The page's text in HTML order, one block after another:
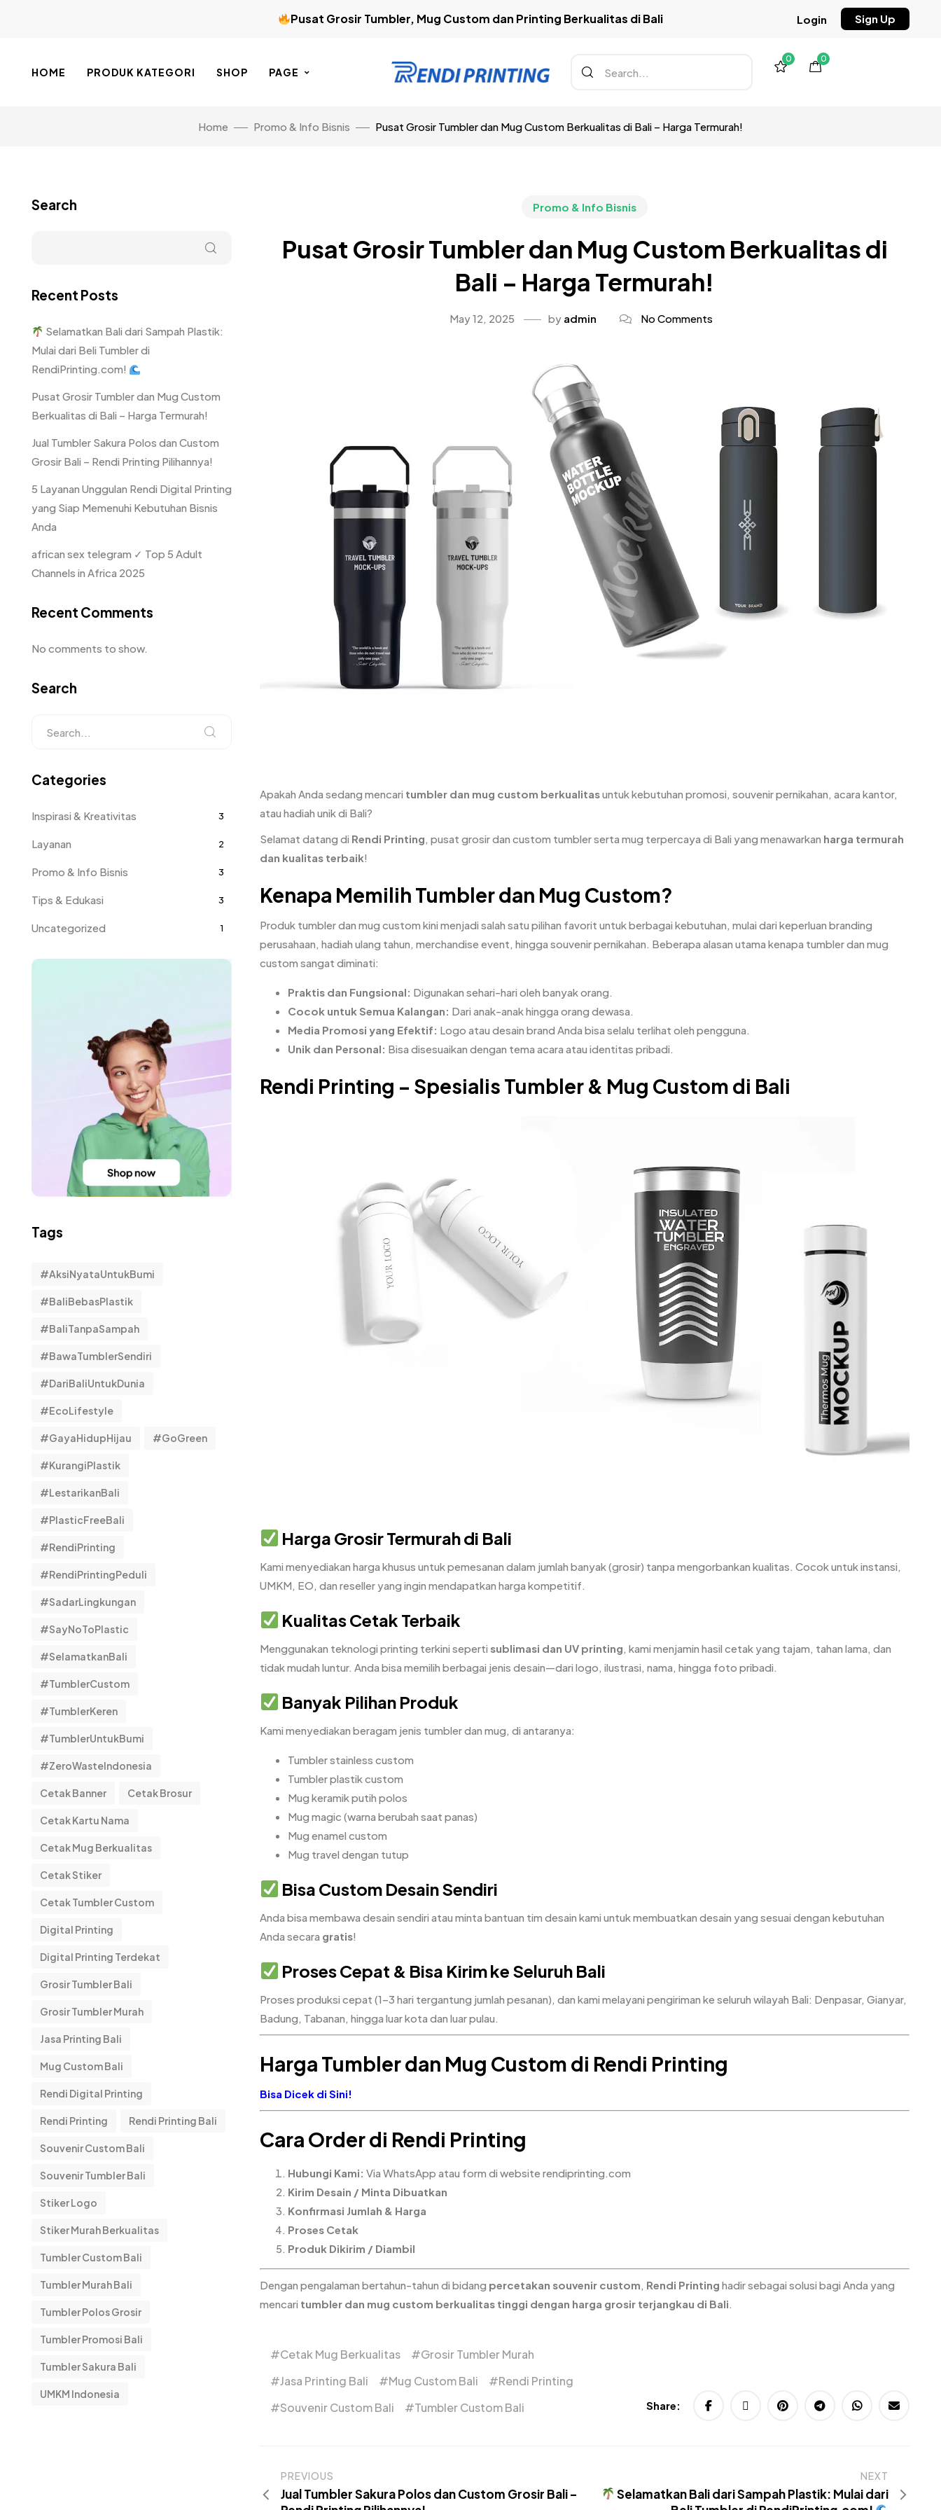
Pusat Grosir Tumbler, Mug Custom dan Printing Berkualitas di Bali Login Sign Up
HOME PRODUK KATEGORI SHOP PAGE
0 0
Home Promo & Info Bisnis Pusat Grosir Tumbler dan Mug Custom Berkualitas di Bali – Harga Termurah!
Promo & Info Bisnis
Pusat Grosir Tumbler dan Mug Custom Berkualitas di
Bali – Harga Termurah!
May 12, 2025 by admin No Comments
Apakah Anda sedang mencari tumbler dan mug custom berkualitasuntuk kebutuhan promosi, souvenir pernikahan, acara kantor,
atau hadiah unik di Bali?
Selamat datang di Rendi Printing, pusat grosir dan custom tumbler serta mug terpercaya di Bali yang menawarkan harga termurah
dan kualitas terbaik!
Kenapa Memilih Tumbler dan Mug Custom?
Produk tumbler dan mug custom kini menjadi salah satu pilihan favorit untuk berbagai kebutuhan, mulai dari keperluan branding
perusahaan, hadiah ulang tahun, merchandise event, hingga souvenir pernikahan. Beberapa alasan utama kenapa tumbler dan mug
custom sangat diminati:
Praktis dan Fungsional: Digunakan sehari-hari oleh banyak orang.
Cocok untuk Semua Kalangan: Dari anak-anak hingga orang dewasa.
Media Promosi yang Efektif: Logo atau desain brand Anda bisa selalu terlihat oleh pengguna.
Unik dan Personal: Bisa disesuaikan dengan tema acara atau identitas pribadi.
Rendi Printing – Spesialis Tumbler & Mug Custom di Bali
Harga Grosir Termurah di Bali
Kami menyediakan harga khusus untuk pemesanan dalam jumlah banyak (grosir) tanpa mengorbankan kualitas. Cocok untuk instansi,
UMKM, EO, dan reseller yang ingin mendapatkan harga kompetitif.
Kualitas Cetak Terbaik
Menggunakan teknologi printing terkini seperti sublimasi dan UV printing, kami menjamin hasil cetak yang tajam, tahan lama, dan
tidak mudah luntur. Anda bisa memilih berbagai jenis desain—dari logo, ilustrasi, nama, hingga foto pribadi.
Banyak Pilihan Produk
Kami menyediakan beragam jenis tumbler dan mug, di antaranya:
Tumbler stainless custom
Tumbler plastik custom
Mug keramik putih polos
Mug magic (warna berubah saat panas)
Mug enamel custom
Mug travel dengan tutup
Bisa Custom Desain Sendiri
Anda bisa membawa desain sendiri atau minta bantuan tim desain kami untuk membuatkan desain yang sesuai dengan kebutuhan
Anda secara gratis!
Proses Cepat & Bisa Kirim ke Seluruh Bali
Proses produksi cepat (1–3 hari tergantung jumlah pesanan), dan kami melayani pengiriman ke seluruh wilayah Bali: Denpasar, Gianyar,
Badung, Tabanan, hingga luar kota dan luar pulau.
Harga Tumbler dan Mug Custom di Rendi Printing
Bisa Dicek di Sini!
Cara Order di Rendi Printing
Hubungi Kami: Via WhatsApp atau form di website rendiprinting.com
Kirim Desain / Minta Dibuatkan
Konfirmasi Jumlah & Harga
Proses Cetak
Produk Dikirim / Diambil
Dengan pengalaman bertahun-tahun di bidang percetakan souvenir custom Rendi Printing hadir sebagai solusi bagi Anda yang
mencari tumbler dan mug custom berkualitas tinggi dengan harga grosir terjangkau di Bali
Cetak Mug Berkualitas
Grosir Tumbler Murah
Jasa Printing Bali
Mug Custom Bali
Rendi Printing
Souvenir Custom Bali
Tumbler Custom Bali Share:
PREVIOUS
Jual Tumbler Sakura Polos dan Custom Grosir Bali –
NEXT
Selamatkan Bali dari Sampah Plastik: Mulai dari
Search
Recent Posts
Selamatkan Bali dari Sampah Plastik:
Mulai dari Beli Tumbler di
RendiPrinting.com!
Pusat Grosir Tumbler dan Mug Custom
Berkualitas di Bali – Harga Termurah!
Jual Tumbler Sakura Polos dan Custom
Grosir Bali – Rendi Printing Pilihannya!
5 Layanan Unggulan Rendi Digital Printing
yang Siap Memenuhi Kebutuhan Bisnis
Anda
african sex telegram ✓ Top 5 Adult
Channels in Africa 2025
Recent Comments
No comments to show.
Search
Categories
Inspirasi & Kreativitas 3
Layanan 2
Promo & Info Bisnis 3
Tips & Edukasi 3
Uncategorized 1
Tags
#AksiNyataUntukBumi
#BaliBebasPlastik
#BaliTanpaSampah
#BawaTumblerSendiri
#DariBaliUntukDunia
#EcoLifestyle
#GayaHidupHijau #GoGreen
#KurangiPlastik
#LestarikanBali
#PlasticFreeBali
#RendiPrinting
#RendiPrintingPeduli
#SadarLingkungan
#SayNoToPlastic
#SelamatkanBali
#TumblerCustom
#TumblerKeren
#TumblerUntukBumi
#ZeroWasteIndonesia
Cetak Banner Cetak Brosur
Cetak Kartu Nama
Cetak Mug Berkualitas
Cetak Stiker
Cetak Tumbler Custom
Digital Printing
Digital Printing Terdekat
Grosir Tumbler Bali
Grosir Tumbler Murah
Jasa Printing Bali
Mug Custom Bali
Rendi Digital Printing
Rendi Printing Rendi Printing Bali
Souvenir Custom Bali
Souvenir Tumbler Bali
Stiker Logo
Stiker Murah Berkualitas
Tumbler Custom Bali
Tumbler Murah Bali
Tumbler Polos Grosir
Tumbler Promosi Bali
Tumbler Sakura Bali
UMKM Indonesia